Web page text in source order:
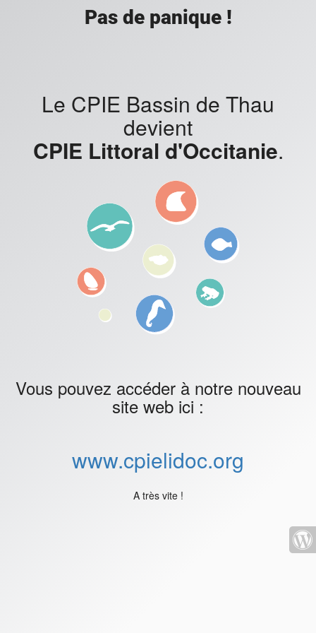
Pas de panique !
Le CPIE Bassin de Thau
devient
CPIE Littoral d'Occitanie.
Vous pouvez accéder à notre nouveau
site web ici :
www.cpielidoc.org
A très vite !